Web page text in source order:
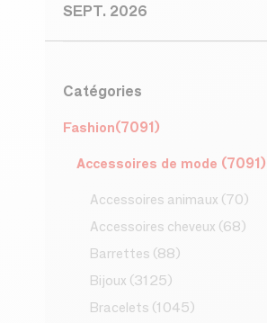
SEPT. 2026
Catégories
Fashion(7091)
Accessoires de mode (7091)
Accessoires animaux (70)
Accessoires cheveux (68)
Barrettes (88)
Bijoux (3125)
Bracelets (1045)